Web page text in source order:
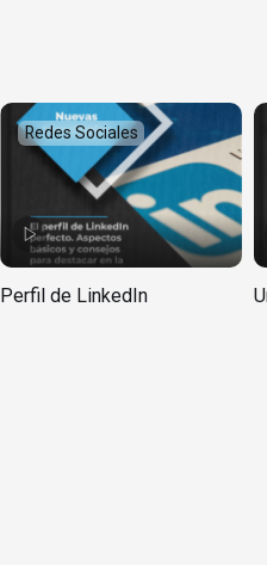
Redes Sociales
Perfil de LinkedIn